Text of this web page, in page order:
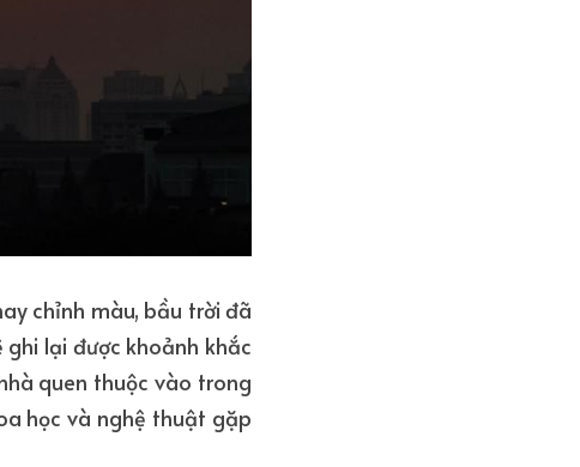
chỉnh màu, bầu trời đã
lại được khoảnh khắc
quen thuộc vào trong
học và nghệ thuật gặp